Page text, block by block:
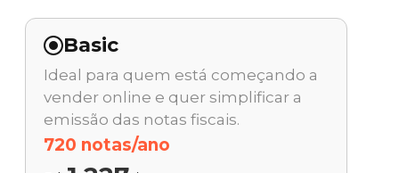
Basic
Ideal para quem está começando a
vender online e quer simplificar a
emissão das notas fiscais.
720 notas/ano